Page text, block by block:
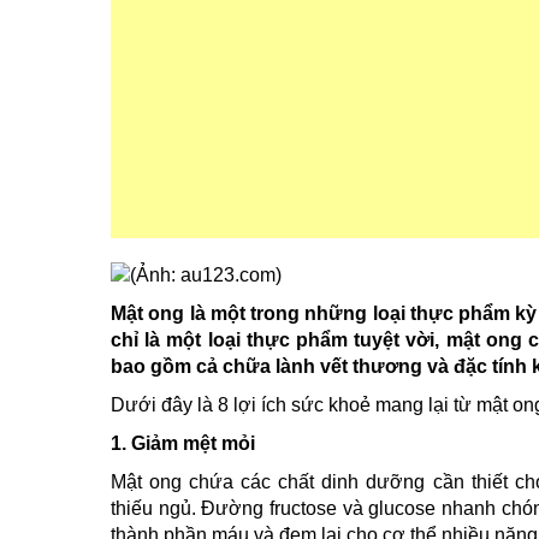
Mật ong là một trong những loại thực phẩm
chỉ là một loại thực phẩm tuyệt vời, mật ong
bao gồm cả chữa lành vết thương và đặc tính
Dưới đây là 8 lợi ích sức khoẻ mang lại từ mật
1. Giảm mệt mỏi
Mật ong chứa các chất dinh dưỡng cần thiết
thiếu ngủ. Đường fructose và glucose nhanh
thành phần máu và đem lại cho cơ thể nhiều